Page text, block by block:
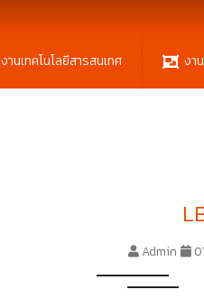
งานเทคโนโลยีสารสนเทศ งา
Admin